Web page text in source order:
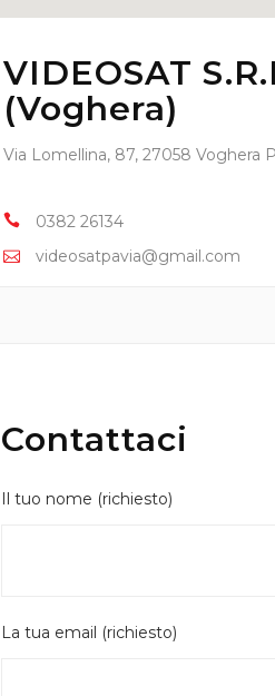
VIDEOSAT
(Voghera)
Via Lomellina, 87, 27058 Voghera
0382 26134
videosatpavia@gmail.com
Contattaci
Il tuo nome (richiesto)
La tua email (richiesto)